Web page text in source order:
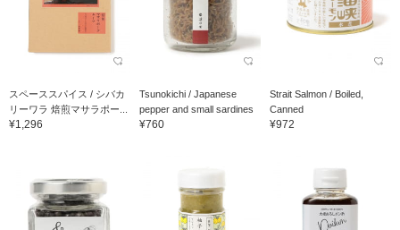
スペーススパイス / シバカ
リーワラ 焙煎マサラポー...
¥1,296
Tsunokichi / Japanese
pepper and small sardines
¥760
Strait Salmon / Boiled,
Canned
¥972